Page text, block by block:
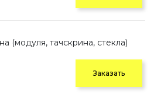
(модуля, тачскрина, стекла)
Заказать